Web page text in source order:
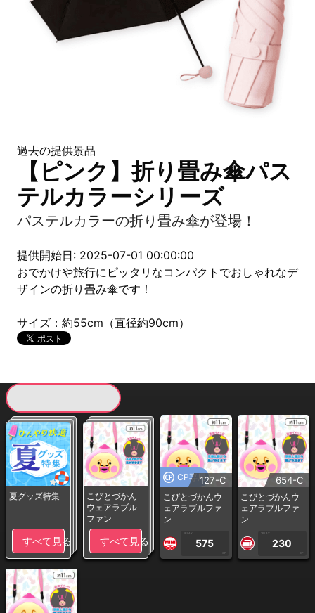
過去の提供景品
【ピンク】折り畳み傘パス
テルカラーシリーズ
パステルカラーの折り畳み傘が登場！
提供開始日: 2025-07-01 00:00:00
おでかけや旅行にピッタリなコンパクトでおしゃれなデ
ザインの折り畳み傘です！
サイズ：約55cm（直径約90cm）
夏グッズ特集
すべて見る
こびとづかん
ウェアラブル
ファン
すべて見る
CP専用127-C
こびとづかんウ
ェアラブルファ
ン
1PLAY
575
CP
654-C
こびとづかんウ
ェアラブルファ
ン
1PLAY
230
CP